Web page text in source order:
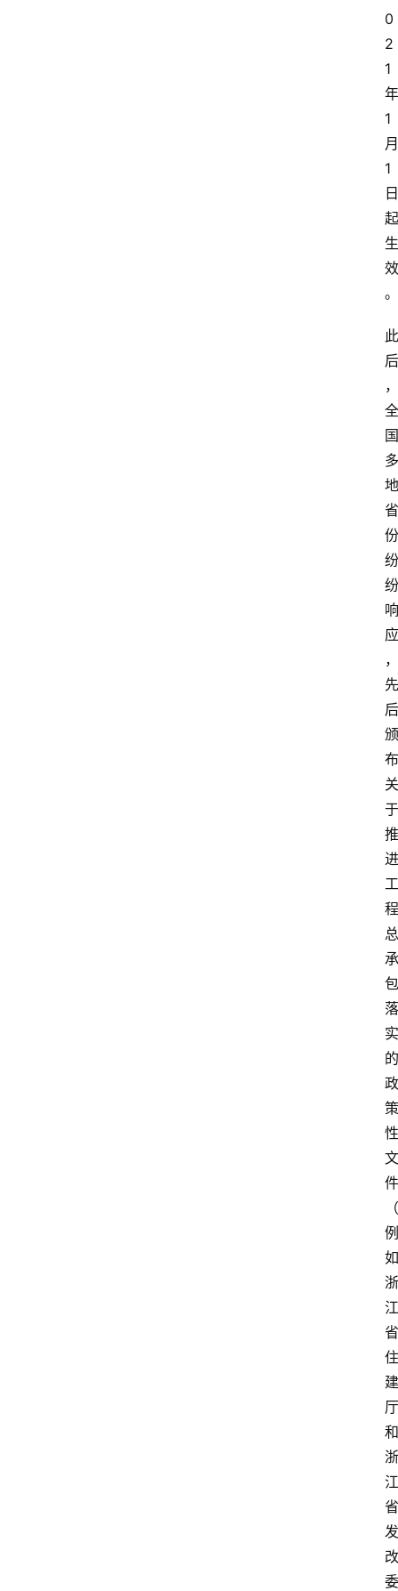
0
2
1
年
1
月
1
日
起
生
效
。
此
后
，
全
国
多
地
省
份
纷
纷
响
应
，
先
后
颁
布
关
于
推
进
工
程
总
承
包
落
实
的
政
策
性
文
件
（
例
如
浙
江
省
住
建
厅
和
浙
江
省
发
改
委